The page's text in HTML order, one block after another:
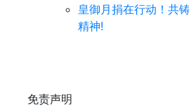
皇御月捐在行动！共
精神!
免责声明